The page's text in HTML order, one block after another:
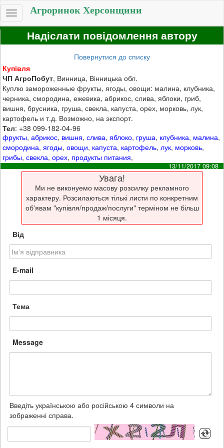
Toggle
navigation
Агроринок Херсонщини
Надіслати повідомлення автору
Повернутися до списку
Купівля
ЧП АгроПобут, Винница, Вінницька обл.
Куплю замороженные фрукты, ягоды, овощи: малина, клубника,
черника, смородина, ежевика, абрикос, слива, яблоки, гриб,
вишня, брусника, груша, свекла, капуста, орех, морковь, лук,
картофель и т.д. Возможно, на экспорт.
Тел: +38 099-182-04-96
фрукты,абрикос, вишня,слива,яблоко, груша, клубника, малина,
смородина,ягоды,овощи, капуста, картофель, лук, морковь,
грибы,свекла,орех, продукты питания,
13/11/2017 09:08
Увага!
Ми не виконуемо масову розсилку рекламного
характеру. Розсилаються тількі листи по конкретним
об'явам "купівля/продаж/послуги" терміном не більш
1 місяця.
Від
E-mail
Тема
Message
Введіть українською або російською 4 символи на
зображенні справа.